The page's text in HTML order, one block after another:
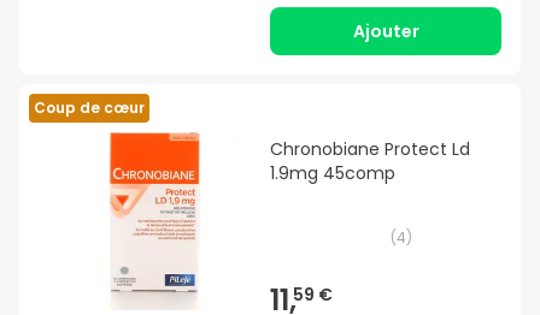
Ajouter
Coup de cœur
Chronobiane Protect Ld
1.9mg 45comp
(4)
11,59 €